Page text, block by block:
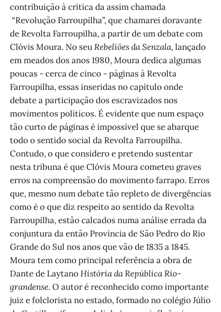
contribuição à crítica da assim chamada
“Revolução Farroupilha”, que chamarei doravante
de Revolta Farroupilha, a partir de um debate com
Clóvis Moura. No seuRebeliões da Senzala, lançado
em meados dos anos 1980, Moura dedica algumas
poucas - cerca de cinco - páginas à Revolta
Farroupilha, essas inseridas no capítulo onde
debate a participação dos escravizados nos
movimentos políticos. É evidente que num espaço
tão curto de páginas é impossível que se abarque
todo o sentido social da Revolta Farroupilha.
Contudo, o que considero e pretendo sustentar
nesta tribuna é que Clóvis Moura cometeu graves
erros na compreensão do movimento farrapo. Erros
que, mesmo num debate tão repleto de divergências
como é o que diz respeito ao sentido da Revolta
Farroupilha, estão calcados numa análise errada da
conjuntura da então Província de São Pedro do Rio
Grande do Sul nos anos que vão de 1835 a 1845.
Moura tem como principal referência a obra de
Dante de LaytanoHistória da República Rio-
grandense. O autor é reconhecido como importante
juiz e folclorista no estado, formado no colégio Júlio